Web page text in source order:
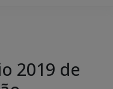
2019 de